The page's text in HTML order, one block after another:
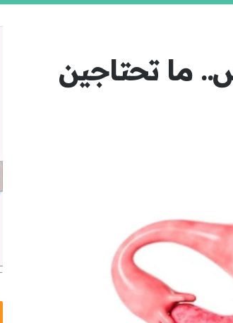
ما تحتاجين